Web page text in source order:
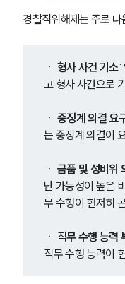
경찰직위해제는 주로
ㆍ 형사 사건 기소:
고 형사 사건으로
ㆍ 중징계 의결 요
는 중징계 의결이
ㆍ 금품 및 성비위
난 가능성이 높은
무 수행이 현저히
ㆍ 직무 수행 능력
직무 수행 능력이